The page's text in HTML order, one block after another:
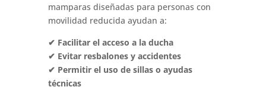
mamparas diseñadas para personas con
movilidad reducida ayudan a:
✔ Facilitar el acceso a la ducha
✔ Evitar resbalones y accidentes
✔ Permitir el uso de sillas o ayudas
técnicas